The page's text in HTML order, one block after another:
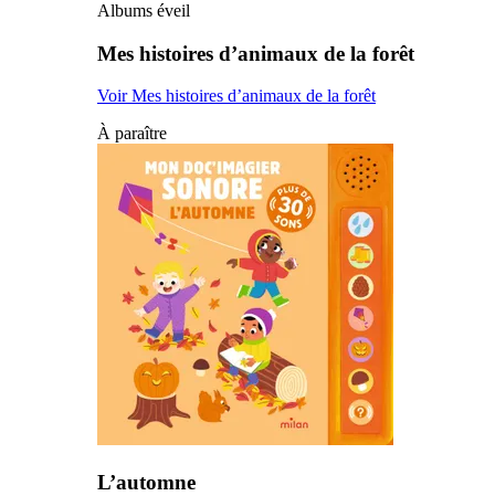
Albums éveil
Mes histoires d’animaux de la forêt
Voir Mes histoires d’animaux de la forêt
À paraître
L’automne